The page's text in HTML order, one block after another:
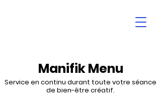
Manifik Menu
Service en continu durant toute votre séance
de bien-être créatif.